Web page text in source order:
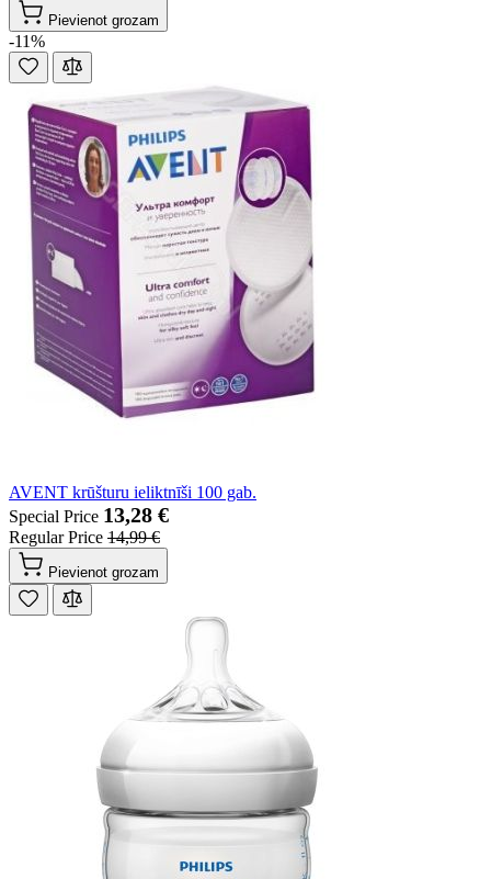
Pievienot grozam
-11%
AVENT krūšturu ieliktnīši 100 gab.
Special Price 13,28 €
Regular Price 14,99 €
Pievienot grozam